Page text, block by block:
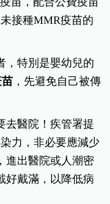
接種MMR疫苗的
，特別是嬰幼兒的
，先避免自己被傳
去醫院！疾管署提
力，非必要應減少
進出醫院或人潮密
好戴滿，以降低病